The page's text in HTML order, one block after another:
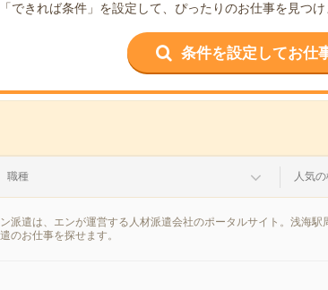
できれば条件」を設定して、ぴったりのお仕事を見つけ
条件を設定してお仕
職種 人気
派遣は、エンが運営する人材派遣会社のポータルサイト。浅海
のお仕事を探せます。